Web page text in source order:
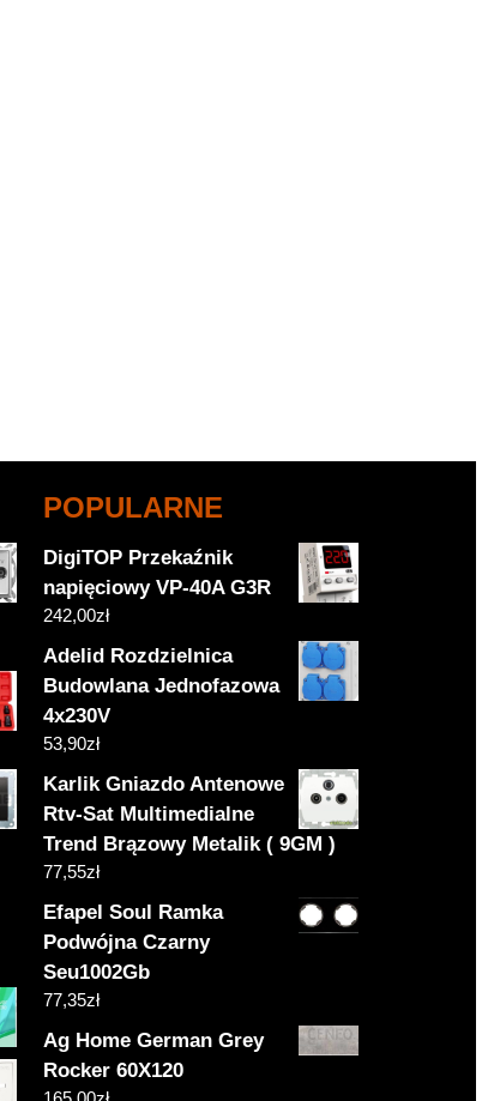
POPULARNE
DigiTOP Przekaźnik
napięciowy VP-40A G3R
242,00zł
Adelid Rozdzielnica
Budowlana Jednofazowa
4x230V
53,90zł
Karlik Gniazdo Antenowe
Rtv-Sat Multimedialne
Trend Brązowy Metalik ( 9GM )
77,55zł
Efapel Soul Ramka
Podwójna Czarny
Seu1002Gb
77,35zł
Ag Home German Grey
Rocker 60X120